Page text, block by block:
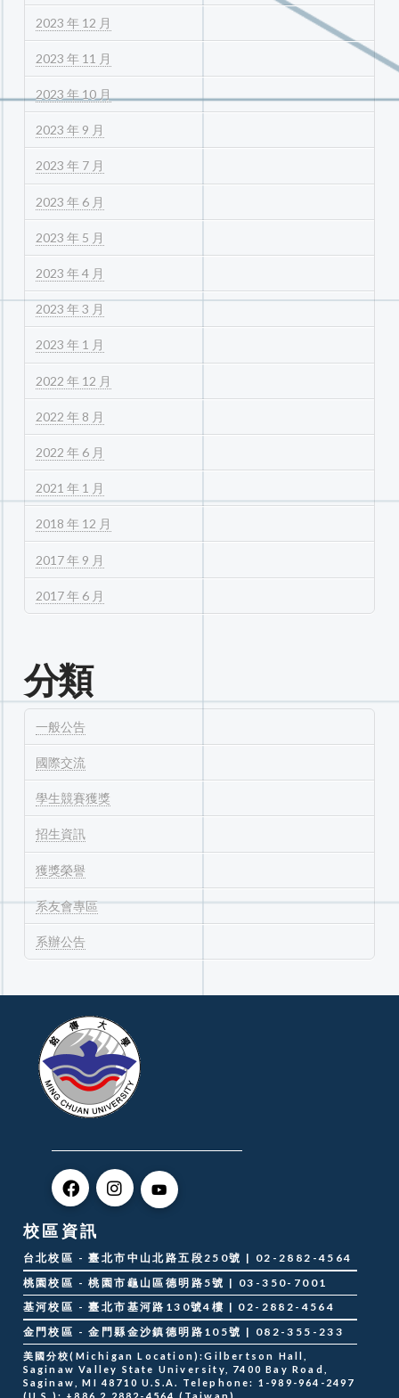
2023 年 12 月
2023 年 11 月
2023 年 10 月
2023 年 9 月
2023 年 7 月
2023 年 6 月
2023 年 5 月
2023 年 4 月
2023 年 3 月
2023 年 1 月
2022 年 12 月
2022 年 8 月
2022 年 6 月
2021 年 1 月
2018 年 12 月
2017 年 9 月
2017 年 6 月
分類
一般公告
國際交流
學生競賽獲獎
招生資訊
獲獎榮譽
系友會專區
系辦公告
校區資訊
台北校區 - 臺北市中山北路五段250號 | 02-2882-4564
桃園校區 - 桃園市龜山區德明路5號 | 03-350-7001
基河校區 - 臺北市基河路130號4樓 | 02-2882-4564
金門校區 - 金門縣金沙鎮德明路105號 | 082-355-233
美國分校(Michigan Location):Gilbertson Hall,
Saginaw Valley State University, 7400 Bay Road,
Saginaw, MI 48710 U.S.A. Telephone: 1-989-964-2497